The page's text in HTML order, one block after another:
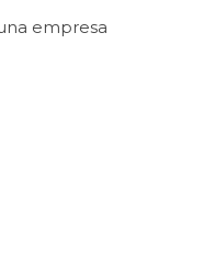
empresa